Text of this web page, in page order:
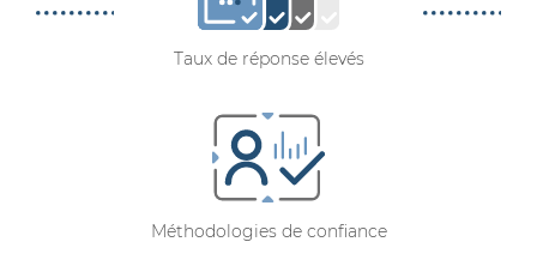
Taux de réponse élevés
Méthodologies de confiance